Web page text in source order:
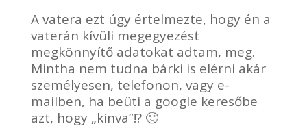
A vatera ezt úgy értelmezte, hogy én a
vaterán kívüli megegyezést
megkönnyítő adatokat adtam, meg.
Mintha nem tudna bárki is elérni akár
személyesen, telefonon, vagy e-
mailben, ha beüti a google keresőbe
azt, hogy „kinva”!? 🙂